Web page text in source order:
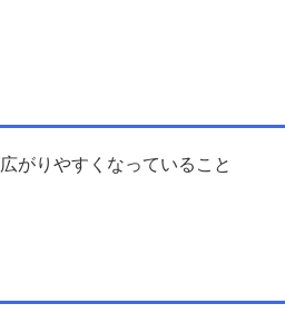
がりやすくなっていること